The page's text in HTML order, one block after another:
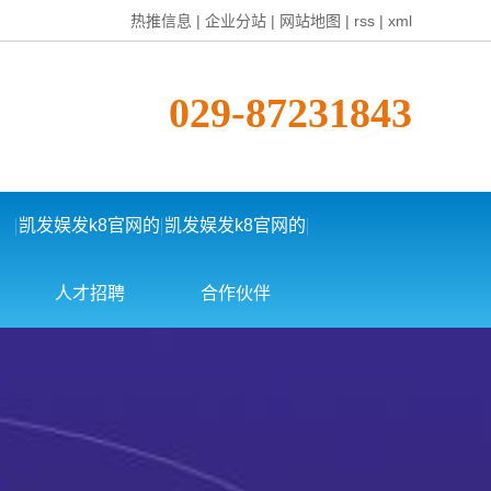
热推信息 | 企业分站 | 网站地图 | rss | xml
029-87231843
凯发娱发k8官网的
人才招聘
社会招聘
凯发娱发k8官网的
合作伙伴